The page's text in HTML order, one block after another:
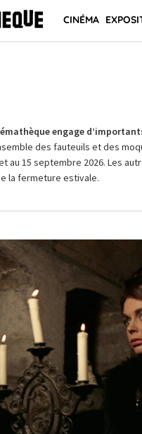
CINÉMA
engage
des fauteuils et des
au 15 septembre 2026. Les
la fermeture estivale.